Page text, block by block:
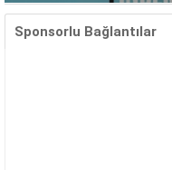
Sponsorlu Bağlantılar